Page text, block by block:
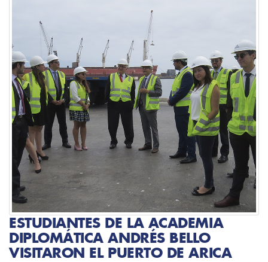
ESTUDIANTES DE LA ACADEMIA
DIPLOMÁTICA ANDRÉS BELLO
VISITARON EL PUERTO DE ARICA